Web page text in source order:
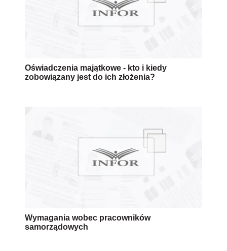
Oświadczenia majątkowe - kto i kiedy
zobowiązany jest do ich złożenia?
Wymagania wobec pracowników
samorządowych